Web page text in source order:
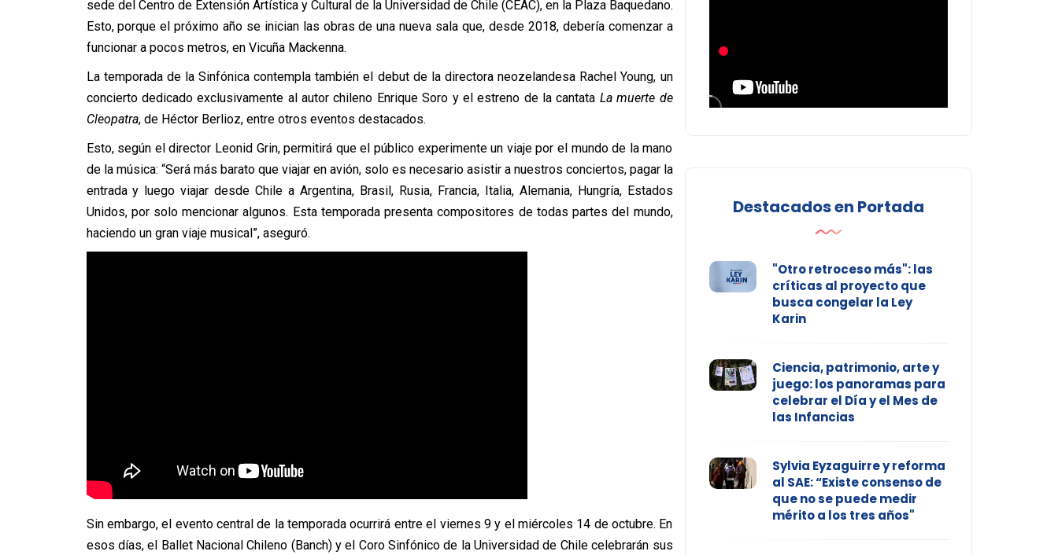
sede del Centro de Extensión Artística y Cultural de la Universidad de Chile (CEAC), en la Plaza Baquedano.
Esto, porque el próximo año se inician las obras de una nueva sala que, desde 2018, debería comenzar a
funcionar a pocos metros, en Vicuña Mackenna.
La temporada de la Sinfónica contempla también el debut de la directora neozelandesa Rachel Young, un
concierto dedicado exclusivamente al autor chileno Enrique Soro y el estreno de la cantata La muerte de
Cleopatra, de Héctor Berlioz, entre otros eventos destacados.
Esto, según el director Leonid Grin, permitirá que el público experimente un viaje por el mundo de la mano
de la música: “Será más barato que viajar en avión, solo es necesario asistir a nuestros conciertos, pagar la
entrada y luego viajar desde Chile a Argentina, Brasil, Rusia, Francia, Italia, Alemania, Hungría, Estados
Unidos, por solo mencionar algunos. Esta temporada presenta compositores de todas partes del mundo,
haciendo un gran viaje musical”, aseguró.
Sin embargo, el evento central de la temporada ocurrirá entre el viernes 9 y el miércoles 14 de octubre. En
esos días, el Ballet Nacional Chileno (Banch) y el Coro Sinfónico de la Universidad de Chile celebrarán sus
Destacados en Portada
"Otro retroceso más": las
críticas al proyecto que
busca congelar la Ley
Karin
Ciencia, patrimonio, arte y
juego: los panoramas para
celebrar el Día y el Mes de
las Infancias
Sylvia Eyzaguirre y reforma
al SAE: “Existe consenso de
que no se puede medir
mérito a los tres años"